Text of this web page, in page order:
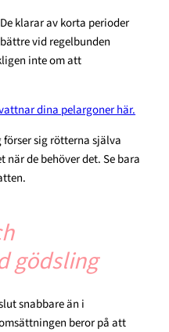
klarar av korta perioder
vid regelbunden
inte om att
dina pelargoner här.
sig rötterna själva
de behöver det. Se bara
gödsling
snabbare än i
beror på att